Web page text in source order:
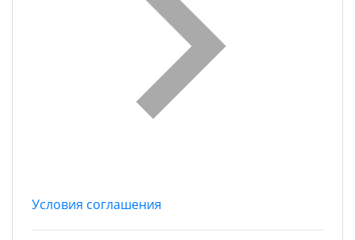
Условия соглашения